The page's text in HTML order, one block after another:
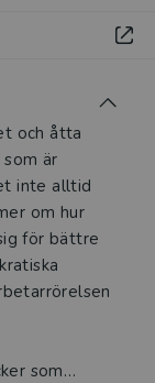
och åtta
är
inte alltid
om hur
för bättre
som